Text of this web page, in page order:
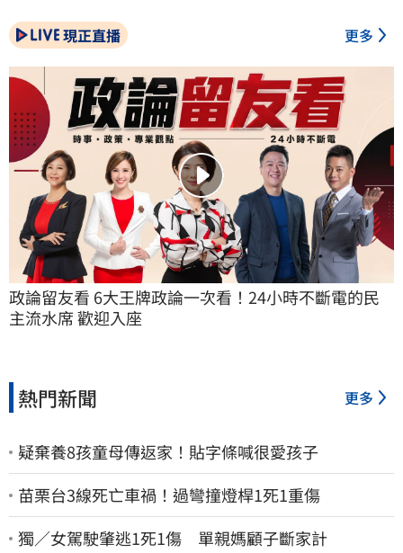
現正直播 更多
政論留友看 6大王牌政論一次看！24小時不斷電的民
主流水席 歡迎入座
熱門新聞 更多
疑棄養8孩童母傳返家！貼字條喊很愛孩子
苗栗台3線死亡車禍！過彎撞燈桿1死1重傷
獨／女駕駛肇逃1死1傷 單親媽顧子斷家計